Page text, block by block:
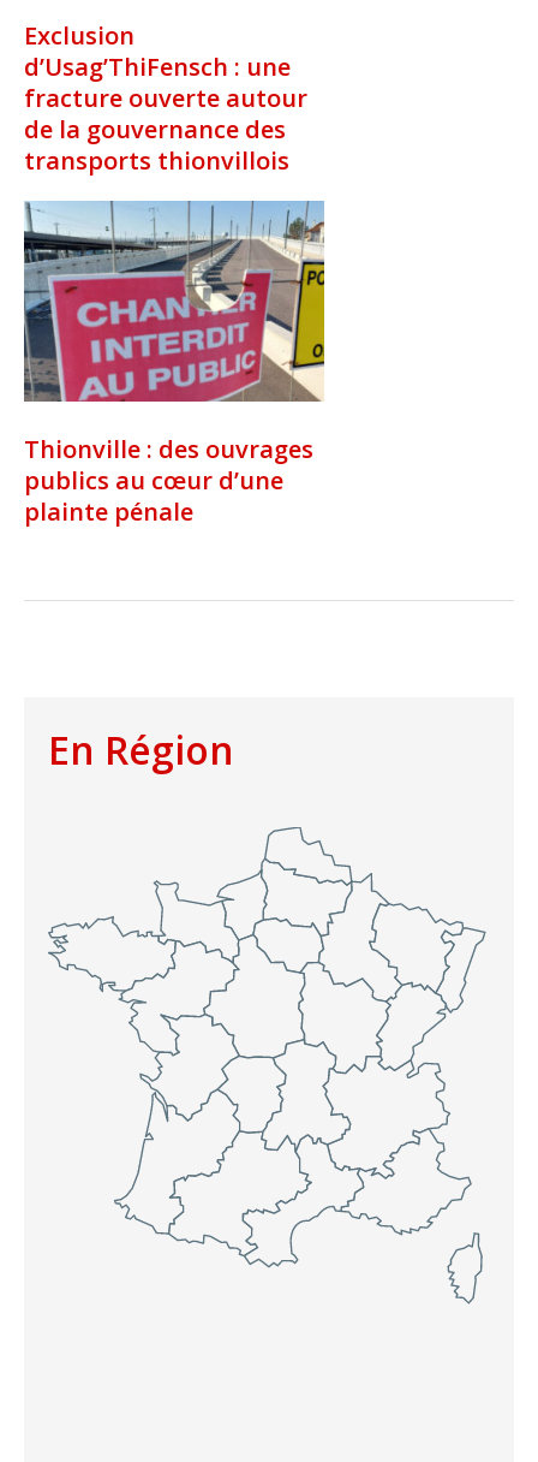
Exclusion
d’Usag’ThiFensch : une
fracture ouverte autour
de la gouvernance des
transports thionvillois
Thionville : des ouvrages
publics au cœur d’une
plainte pénale
En Région